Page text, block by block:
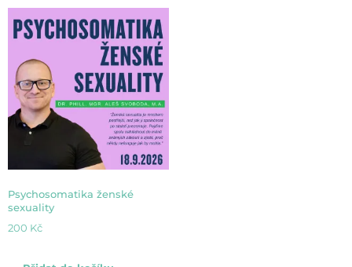
Psychosomatika ženské
sexuality
200 Kč